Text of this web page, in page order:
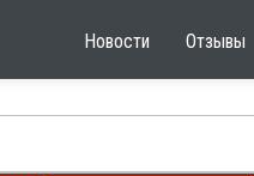
Новости Отзывы